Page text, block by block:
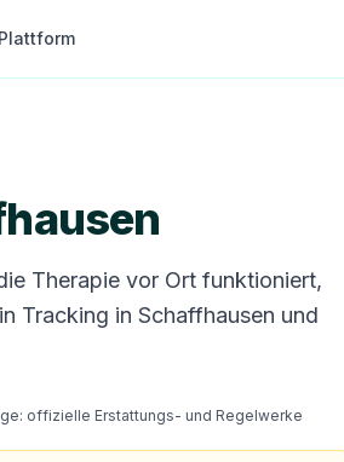
Plattform
Therapie vor Ort funktioniert,
Tracking in Schaffhausen und
offizielle Erstattungs- und Regelwerke